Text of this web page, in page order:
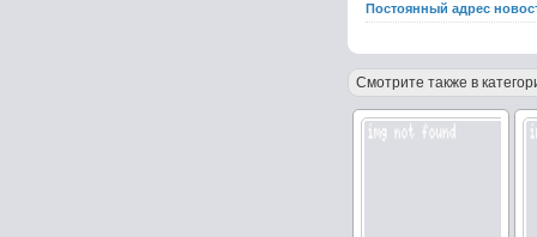
Постоянный адрес
Смотрите также в